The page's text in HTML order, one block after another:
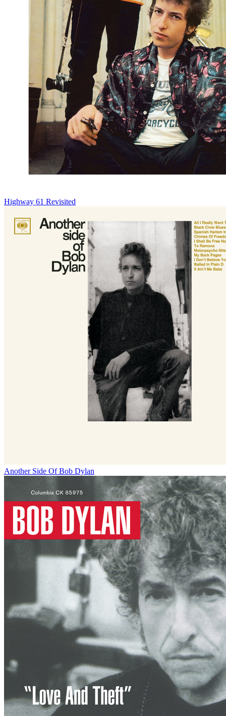
Highway 61 Revisited
Another Side Of Bob Dylan